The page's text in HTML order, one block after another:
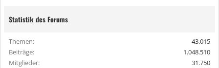
Statistik des Forums
Themen
43.015
Beiträge
1.048.510
Mitglieder
31.750